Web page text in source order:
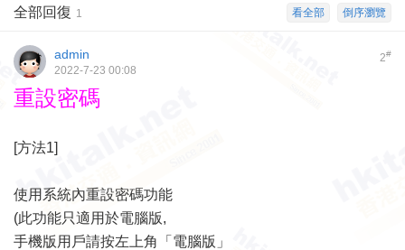
倒序瀏覽
看全部
全部回復 1
2#
admin
2022-7-23 00:08
重設密碼
[方法1]
使用 系統內重設密碼功能
(此功能只適用於電腦版,
手機版用戶請按左上角「電腦版」